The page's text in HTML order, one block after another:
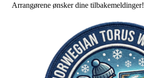
Arrangørene ønsker dine tilbakemeldinger!